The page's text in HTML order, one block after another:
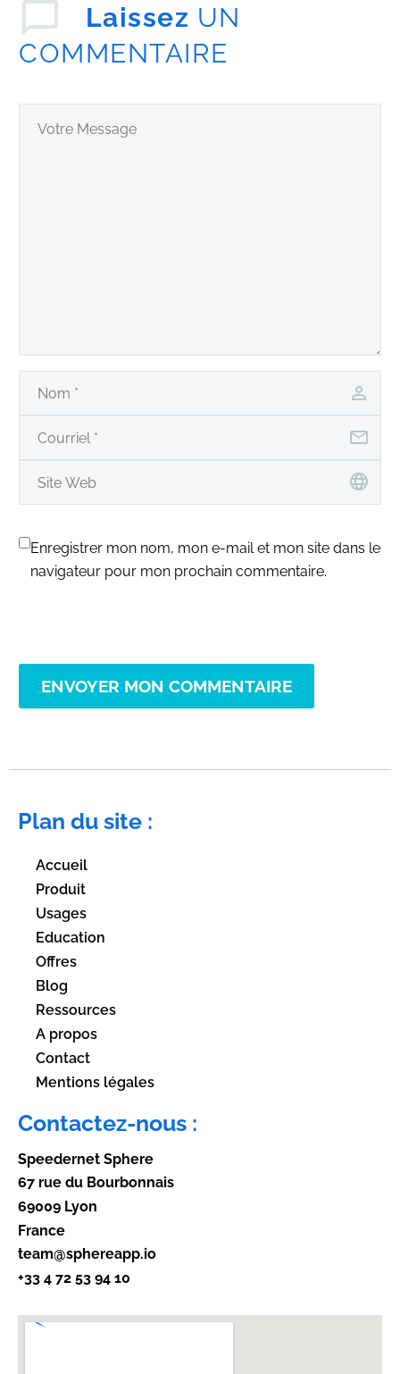
Laissez UN
COMMENTAIRE
Enregistrer mon nom, mon e-mail et mon site dans le
navigateur pour mon prochain commentaire.
ENVOYER MON COMMENTAIRE
Plan du site :
Accueil
Produit
Usages
Education
Offres
Blog
Ressources
A propos
Contact
Mentions légales
Contactez-nous :
Speedernet Sphere
67 rue du Bourbonnais
69009 Lyon
France
team@sphereapp.io
+33 4 72 53 94 10